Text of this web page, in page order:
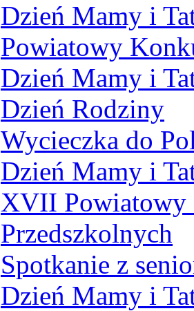
Dzień Mamy i
Powiatowy
Dzień Mamy i
Dzień Rodziny
Wycieczka do
Dzień Mamy i
XVII Powiatowy
Przedszkolnych
Spotkanie z
Dzień Mamy i